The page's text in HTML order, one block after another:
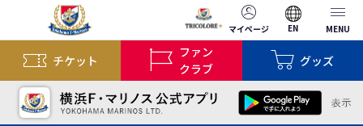
マイページ EN MENU
チケット
ファン
クラブ
グッズ